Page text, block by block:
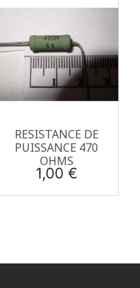
RESISTANCE DE
PUISSANCE 470
OHMS
Prix
1,00 €